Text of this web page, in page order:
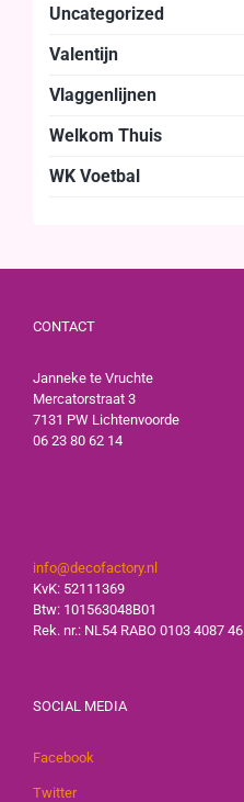
Uncategorized
Valentijn
Vlaggenlijnen
Welkom Thuis
WK Voetbal
CONTACT
Janneke te Vruchte
Mercatorstraat 3
7131 PW Lichtenvoorde
06 23 80 62 14
info@decofactory.nl
KvK: 52111369
Btw: 101563048B01
Rek. nr.: NL54 RABO 0103 4087 46
SOCIAL MEDIA
Facebook
Twitter